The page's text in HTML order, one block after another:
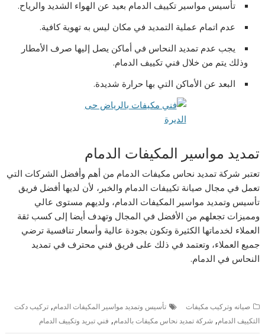
تأسيس مواسير تكييف الدمام بعيد عن الهواء الشديد والرياح.
عدم اتمام عملية التمديد في مكان ليس به تهوية كافية.
يجب عدم تمديد النحاس في أماكن يصل إليها صرف الأمطار
وذلك يتم من خلال فني تكييف الدمام.
البعد عن الأماكن التي بها حرارة شديدة.
تمديد مواسير المكيفات الدمام
تعتبر شركة تمديد نحاس مكيفات الدمام من أهم وأفضل الشركات التي
تعمل في مجال صيانة تكييفات الدمام والخبر، لأن لديها أفضل فريق
تأسيس وتمديد مواسير المكيفات الدمام، ولديهم مستوى عالي
ومميزات تجعلهم من الأفضل في المجال وتهدف أيضا إلى كسب ثقة
العملاء لخدماتها الكثيرة وتكون بجودة عالية وأسعار تنافسية ترضي
جميع العملاء، وتعتمد في ذلك على فريق فني محترف في تمديد
النحاس في الدمام.
صيانه وتركيب مكيفات تأسيس وتمديد مواسير المكيفات الدمام,تركيب دكت
التكييف الدمام, شركة تمديد نحاس مكيفات بالدمام, فني تبريد وتكييف الدمام